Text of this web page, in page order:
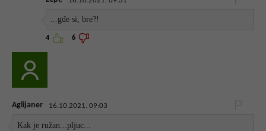
...gđe si, bre?!
4 6
Aglijaner 16.10.2021. 09:03
Kak je ružan...pljuc...